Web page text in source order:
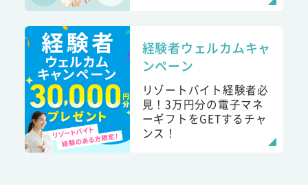
経験者ウェルカムキャ
ンペーン
リゾートバイト経験者必
見！3万円分の電子マネ
ーギフトをGETするチャ
ンス！